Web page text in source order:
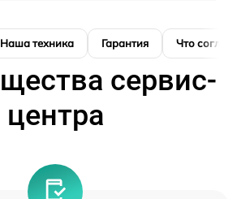
Наша техника Гарантия Что
сервис-
центра